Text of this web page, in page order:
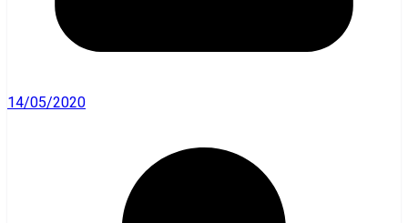
14/05/2020